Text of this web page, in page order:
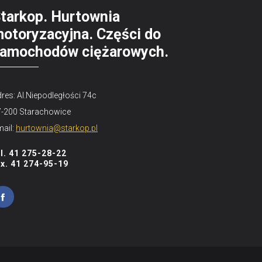
Hurtownia
Części do
ciężarowych.
Al.Niepodległości 74c
200 Starachowice
hurtownia@starkop.pl
41 275-28-22
41 274-95-19